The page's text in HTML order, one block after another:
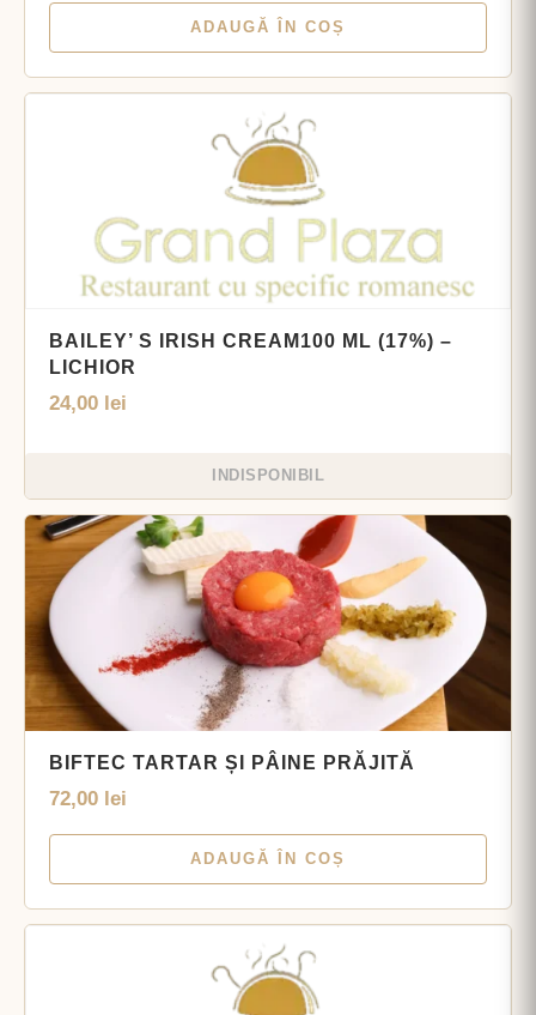
ADAUGĂ ÎN COȘ
BAILEY’ S IRISH CREAM100 ML (17%) –
LICHIOR
24,00 lei
INDISPONIBIL
BIFTEC TARTAR ȘI PÂINE PRĂJITĂ
72,00 lei
ADAUGĂ ÎN COȘ